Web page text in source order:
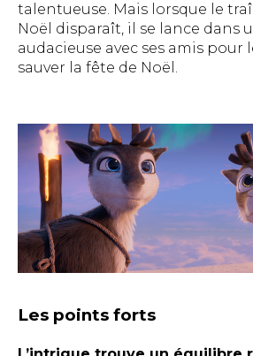
talentueuse. Mais lorsque le
Noël disparaît, il se lance dans
audacieuse avec ses amis pour
sauver la fête de Noël.
Les points forts